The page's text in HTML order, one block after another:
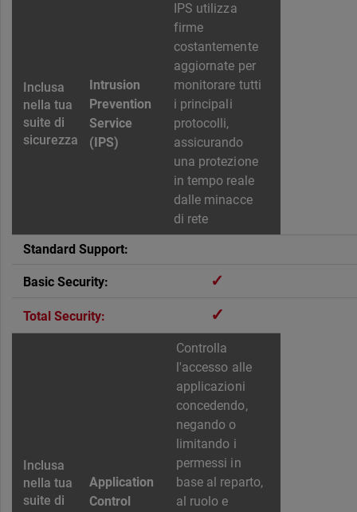
Intrusion
Prevention
Service
(IPS)
IPS utilizza
firme
costantemente
aggiornate per
monitorare tutti
i principali
protocolli,
assicurando
una protezione
in tempo reale
dalle minacce
di rete
✓
✓
Application
Control
Controlla
l'accesso alle
applicazioni
concedendo,
negando o
limitando i
permessi in
base al reparto,
al ruolo e